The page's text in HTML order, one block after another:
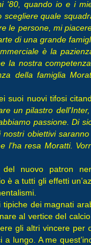
'80, quando io e i
quale
le persone, mi
di una grande
è la
la nostra
della famiglia
suoi nuovi tifosi
un pilastro
passione. Di
obiettivi
l'ha resa Moratti.
del nuovo patron
è a tutti gli effetti
dei magnati
al vertice del
gli altri vincere per
lungo. A me